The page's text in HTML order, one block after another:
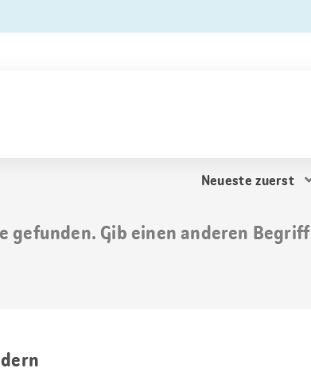
Resultat
gefunden. Gib einen anderen Begriff